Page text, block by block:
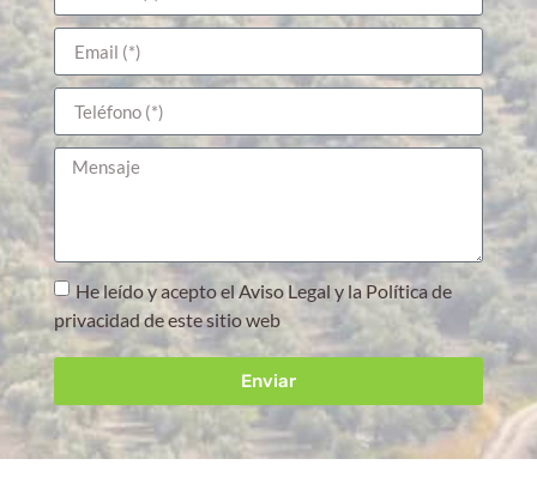
He leído y acepto el Aviso Legal y la Política de
privacidad de este sitio web
Enviar